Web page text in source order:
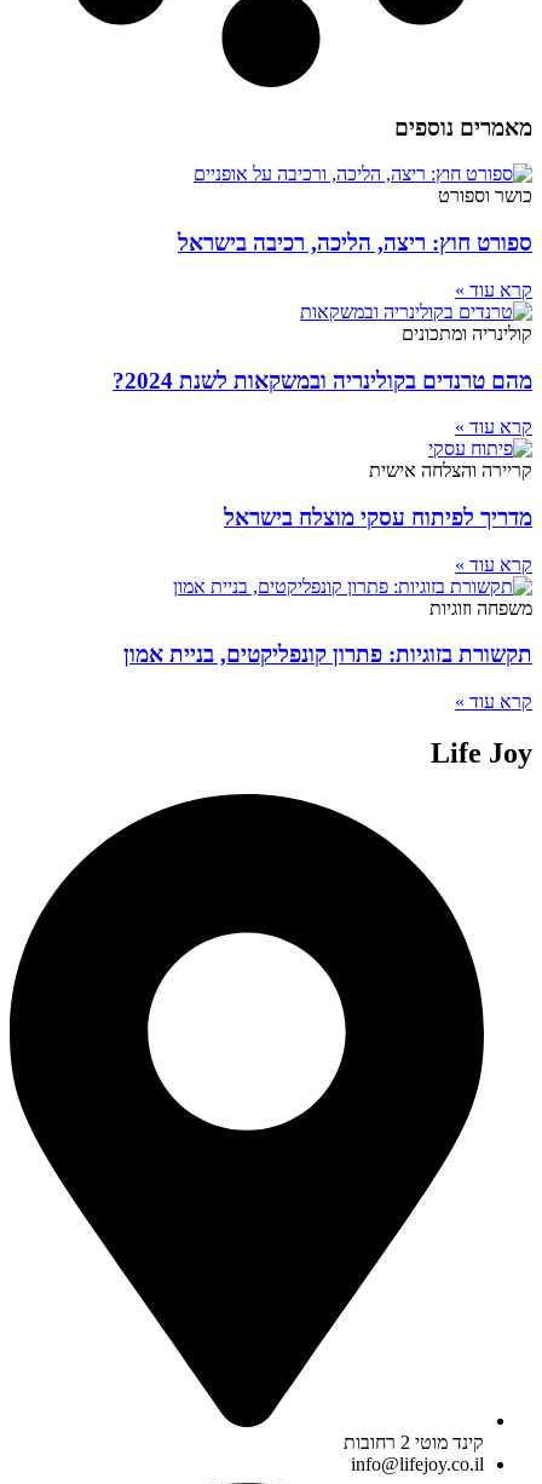
מאמרים נוספים
כושר וספורט
ספורט חוץ: ריצה, הליכה, רכיבה בישראל
קרא עוד »
קולינריה ומתכונים
מהם טרנדים בקולינריה ובמשקאות לשנת 2024?
קרא עוד »
קריירה והצלחה אישית
מדריך לפיתוח עסקי מוצלח בישראל
קרא עוד »
משפחה וזוגיות
תקשורת בזוגיות: פתרון קונפליקטים, בניית אמון
קרא עוד »
Life Joy
קינד מוטי 2 רחובות
info@lifejoy.co.il